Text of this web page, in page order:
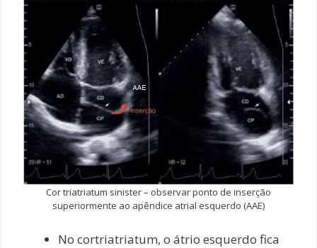
Cor triatriatum sinister – observar ponto de inserção
superiormente ao apêndice atrial esquerdo (AAE)
No cortriatriatum, o átrio esquerdo fica